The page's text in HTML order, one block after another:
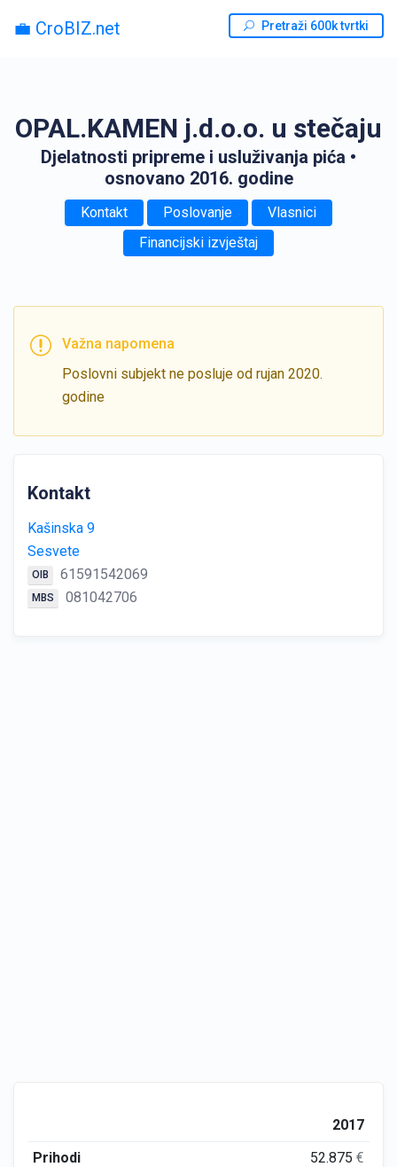
💼 CroBIZ.net Pretraži 600k tvrtki
OPAL.KAMEN j.d.o.o. u stečaju
Djelatnosti pripreme i usluživanja pića •
osnovano 2016. godine
Kontakt Poslovanje
Vlasnici
Financijski izvještaj
Važna napomena
Poslovni subjekt ne posluje od rujan 2020.
godine
Kontakt
Kašinska 9
Sesvete
OIB 61591542069
MBS 081042706
2017
Prihodi
52.875€